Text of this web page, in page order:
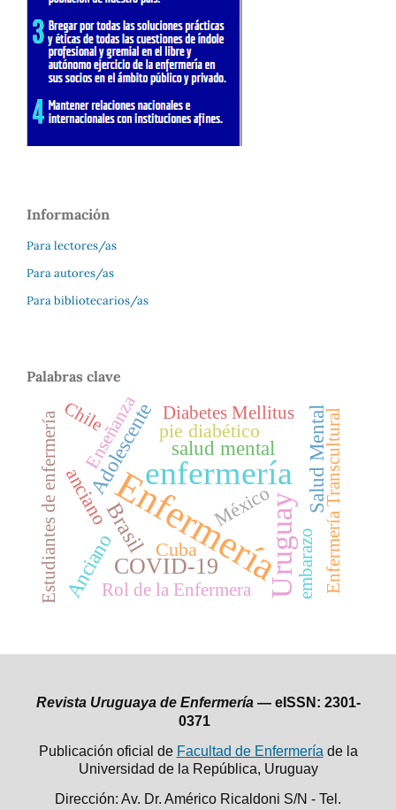
Información
Para lectores/as
Para autores/as
Para bibliotecarios/as
Palabras clave
Enfermería
enfermería
Uruguay
COVID-19
Brasil
Adolescente
Anciano
Salud Mental
salud mental
pie diabético
México
Cuba
anciano
Estudiantes de enfermería Rol de la Enfermera
Enseñanza Enfermería Transcultural
Diabetes Mellitus
Chile
embarazo
Revista Uruguaya de Enfermería — eISSN: 2301-
0371
Publicación oficial de Facultad de Enfermería de la
Universidad de la República, Uruguay
Dirección: Av. Dr. Américo Ricaldoni S/N - Tel.